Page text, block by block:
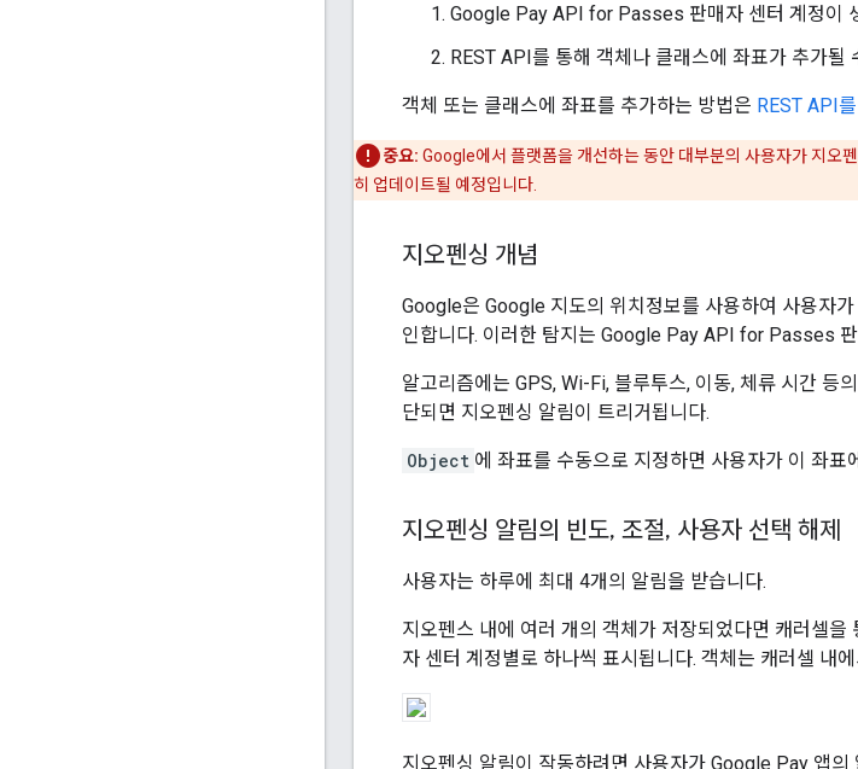
Google Pay API for Passes 판매자 센터 계정이
REST API를 통해 객체나 클래스에 좌표가 추가될
객체 또는 클래스에 좌표를 추가하는 방법은 REST API
중요: Google에서 플랫폼을 개선하는 동안 대부분의 사용자가 지오
히 업데이트될 예정입니다.
지오펜싱 개념
Google은 Google 지도의 위치정보를 사용하여 사용자
인합니다. 이러한 탐지는 Google Pay API for Passes
알고리즘에는 GPS, Wi-Fi, 블루투스, 이동, 체류 시간 등
단되면 지오펜싱 알림이 트리거됩니다.
Object 에 좌표를 수동으로 지정하면 사용자가 이 좌
지오펜싱 알림의 빈도, 조절, 사용자 선택 해제
사용자는 하루에 최대 4개의 알림을 받습니다.
지오펜스 내에 여러 개의 객체가 저장되었다면 캐러셀
자 센터 계정별로 하나씩 표시됩니다. 객체는 캐러셀 내
지오펜싱 알림이 작동하려면 사용자가 Google Pay 앱의